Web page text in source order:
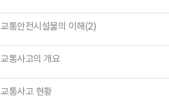
교통안전시설물의 이해(2)
교통사고의 개요
교통사고 현황